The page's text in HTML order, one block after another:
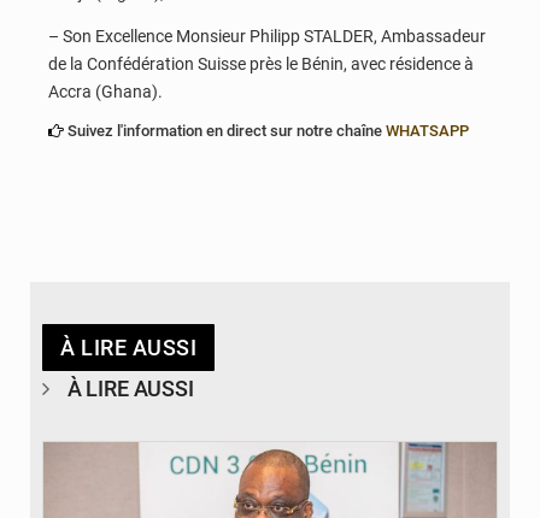
– Son Excellence Monsieur Philipp STALDER, Ambassadeur
de la Confédération Suisse près le Bénin, avec résidence à
Accra (Ghana).
Suivez l'information en direct sur notre chaîne WHATSAPP
À LIRE AUSSI
À LIRE AUSSI